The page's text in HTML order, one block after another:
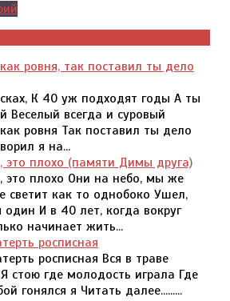
ровня, так поставил ты дело
К 40 уж подходят годы А ты
Веселый всегда и суровый
ровня Так поставил ты дело
я на...
это плохо (памяти Димы друга)
это плохо Они на небо, мы же
светит как то однобоко Ушел,
И в 40 лет, когда вокруг
начинает жить...
росписная
росписная Вся в траве
стою где молодость играла Где
гонялся я Читать далее.........